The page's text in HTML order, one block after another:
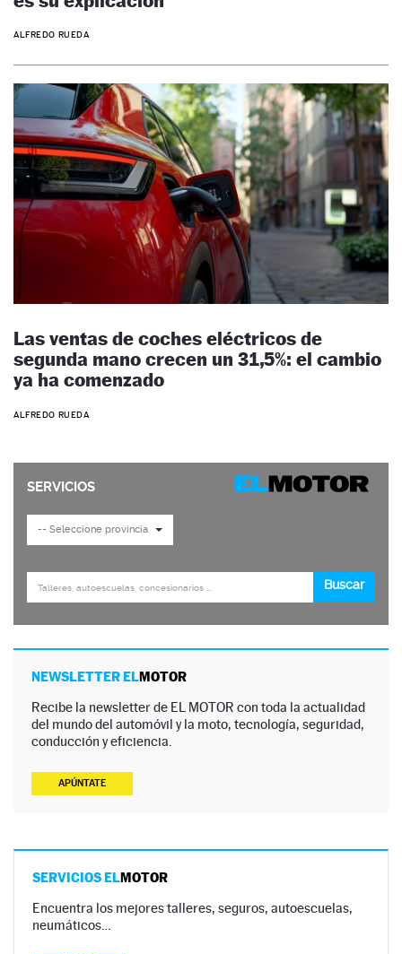
ALFREDO RUEDA
Las ventas de coches eléctricos de
segunda mano crecen un 31,5%: el cambio
ya ha comenzado
ALFREDO RUEDA
NEWSLETTER ELMOTOR
Recibe la newsletter de EL MOTOR con toda la actualidad
del mundo del automóvil y la moto, tecnología, seguridad,
conducción y eficiencia.
APÚNTATE
SERVICIOS ELMOTOR
Encuentra los mejores talleres, seguros, autoescuelas,
neumáticos…